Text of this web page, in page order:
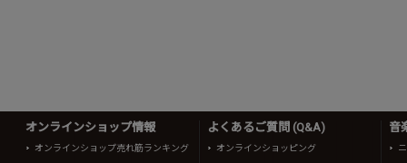
オンラインショップ情報
オンラインショップ売れ筋ランキング
よくあるご質問 (Q&A)
オンラインショッピング
音